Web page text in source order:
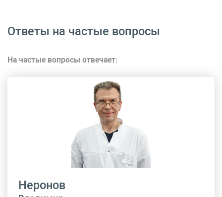
Ответы на частые вопросы
На частые вопросы отвечает:
Неронов